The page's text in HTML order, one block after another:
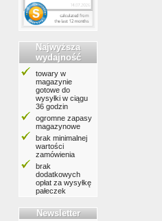
Najwyższa
wydajność
towary w
magazynie
gotowe do
wysyłki w ciągu
36 godzin
ogromne zapasy
magazynowe
brak minimalnej
wartości
zamówienia
brak
dodatkowych
opłat za wysyłkę
pałeczek
Newsletter